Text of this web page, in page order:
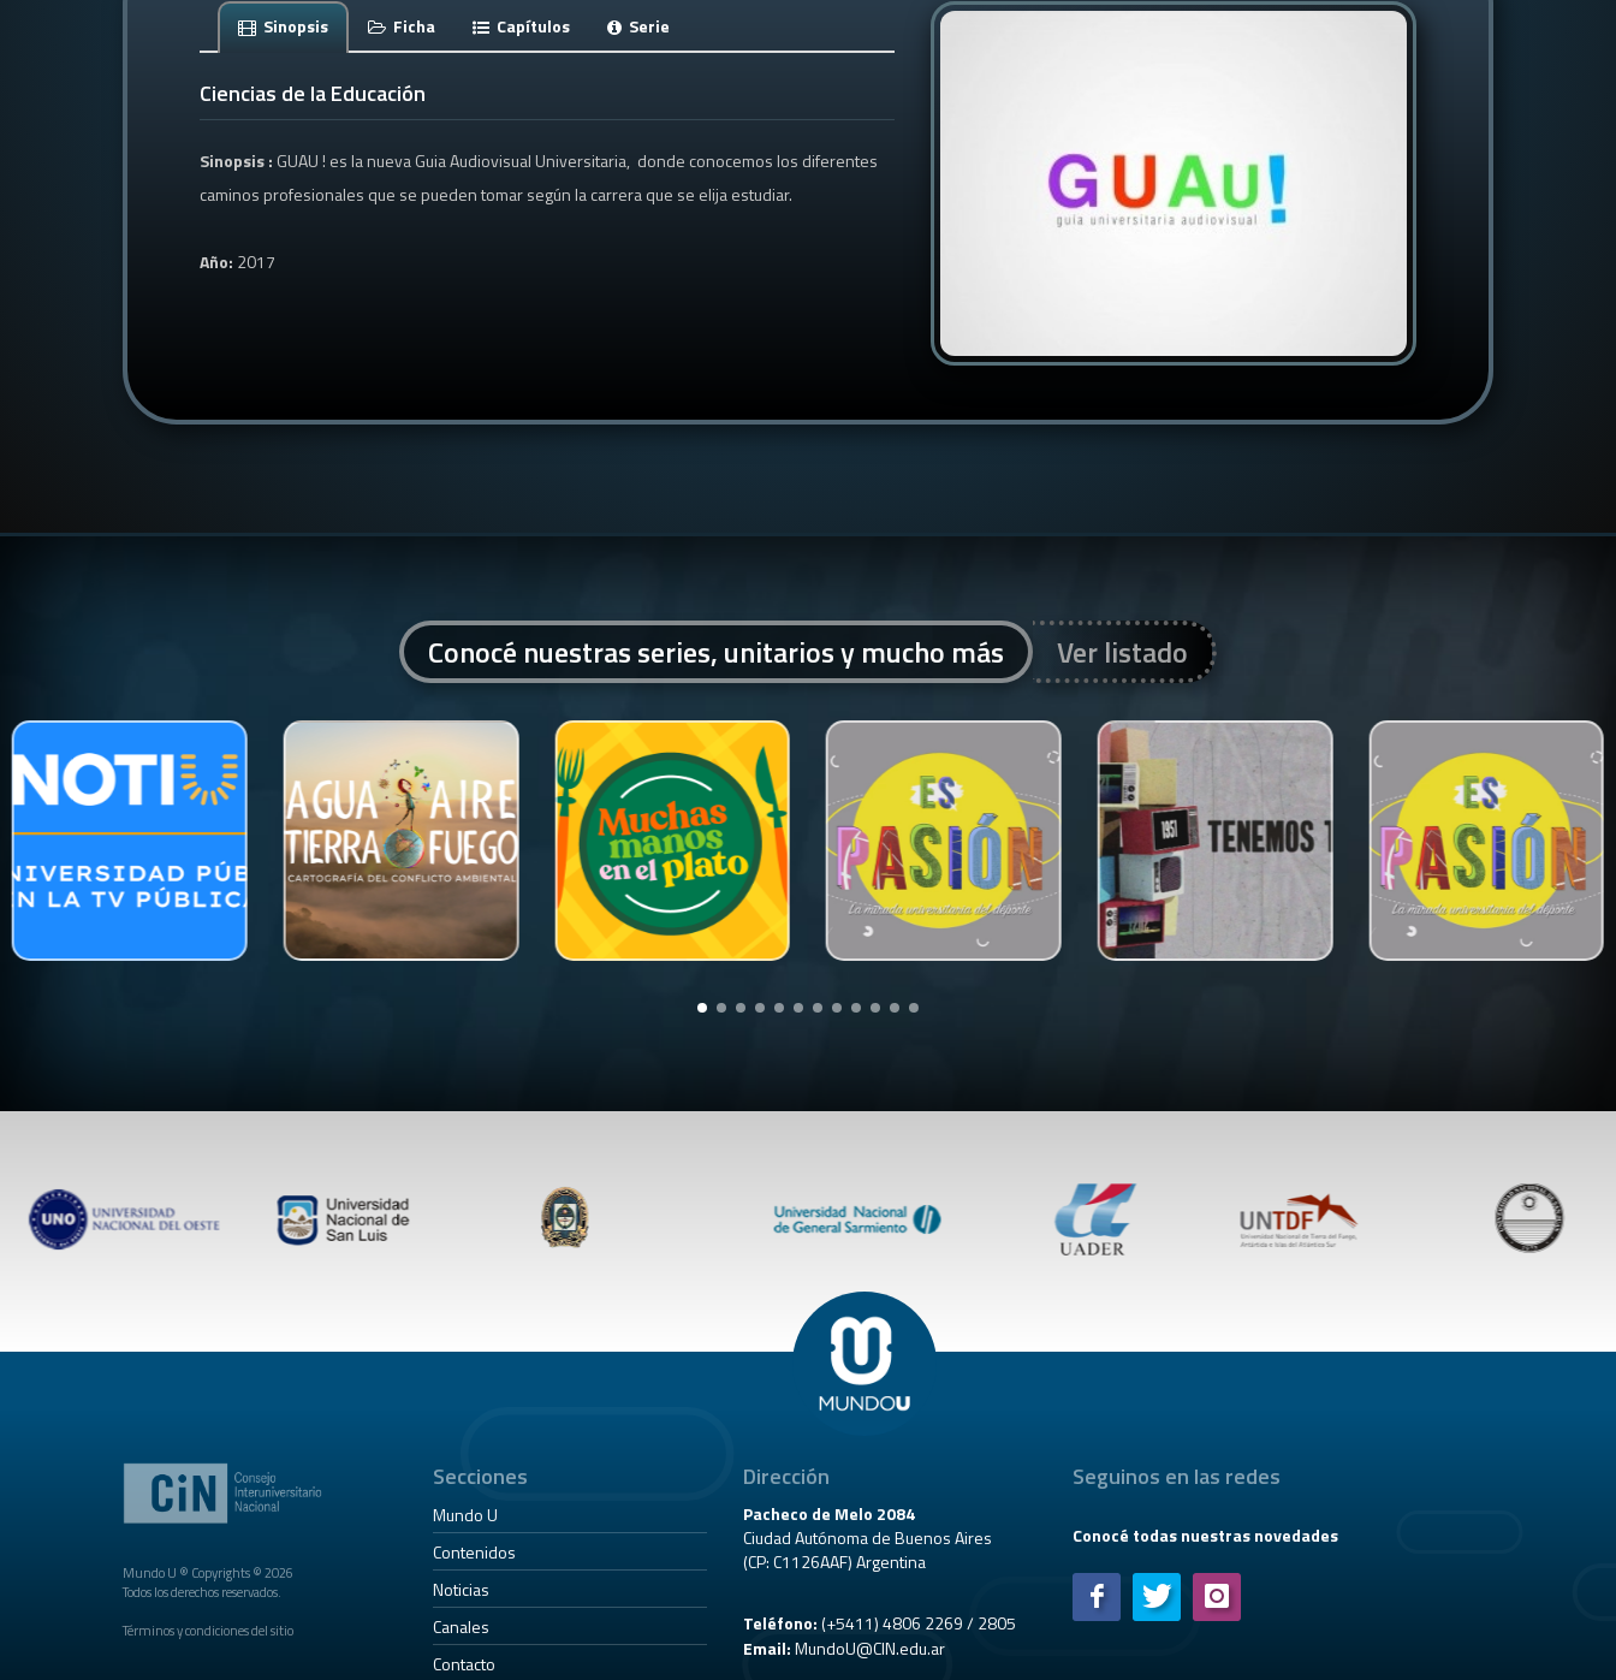
Sinopsis Ficha Capítulos Serie
Ciencias de la Educación
Sinopsis : GUAU ! es la nueva Guia Audiovisual Universitaria, donde conocemos los diferentes
caminos profesionales que se pueden tomar según la carrera que se elija estudiar.
Año: 2017
Conocé nuestras series, unitarios y mucho más Ver listado
Mundo U ® Copyrights © 2026
Todos los derechos reservados.
Términos y condiciones del sitio
Secciones
Mundo U
Contenidos
Noticias
Canales
Contacto
Dirección
Pacheco de Melo 2084
Ciudad Autónoma de Buenos Aires
(CP: C1126AAF) Argentina
Teléfono:(+5411) 4806 2269 / 2805
Email:MundoU@CIN.edu.ar
Seguinos en las redes
Conocé todas nuestras novedades